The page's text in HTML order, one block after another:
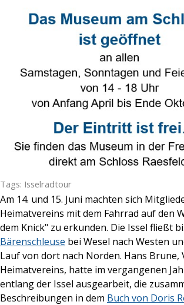
Select Language ▼
Menü überspringen
Isselradtour
Veröffentlicht vonRuth Beeringin
Tags: Isselradtour
Am 14. und 15. Juni machten sich
Heimatvereins mit dem Fahrrad auf den
dem Knick" zu erkunden. Die Issel fließt
Bärenschleuse bei Wesel nach Westen
Lauf von dort nach Norden. Hans Brune,
Heimatvereins, hatte im vergangenen
entlang der Issel ausgearbeit, die
Beschreibungen in dem Buch von Doris